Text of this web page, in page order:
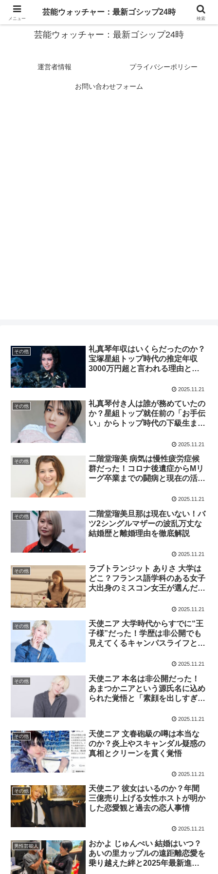
スターたちの裏側を徹底追跡！話題のゴシップがここに集結
芸能ウォッチャー：最新ゴシップ24時
運営者情報 プライバシーポリシー
お問い合わせフォーム
その他
礼真琴年収はいくらだったのか？
宝塚星組トップ時代の推定年収
3000万円超と言われる理由と収
2025.11.21
その他
礼真琴付き人は誰が務めていたの
か？星組トップ就任前の「お手伝
い」からトップ時代の下級生まで
2025.11.21
その他
二階堂瑠美 病気は慢性疲労症候
群だった！コロナ後遺症からMリ
ーグ卒業までの闘病と現在の活動
2025.11.21
その他
二階堂瑠美旦那は現在いない！バ
ツ2シングルマザーの波乱万丈な
結婚歴と離婚理由を徹底解説
2025.11.21
その他
ラブトランジット ありさ 大学は
どこ？フランス語学科のある女子
大出身のミスコン女王が選んだキ
2025.11.21
その他
天使ニア 大学時代からすでに“王
子様”だった！学歴は非公開でも
見えてくるキャンパスライフとコ
2025.11.21
その他
天使ニア 本名は非公開だった！
あまつかニアという源氏名に込め
られた覚悟と「素顔を出しすぎ
2025.11.21
その他
天使ニア 文春砲級の噂は本当な
のか？炎上やスキャンダル疑惑の
真相とクリーンを貫く覚悟
2025.11.21
その他
天使ニア 彼女はいるのか？年間
三億売り上げる女性ホストが明か
した恋愛観と過去の恋人事情
2025.11.21
男性芸能人
おかよ じゅんぺい 結婚はいつ？
あいの里カップルの遠距離恋愛を
乗り越えた絆と2025年最新進展
メニュー
芸能ウォッチャー：最新ゴシップ24時
検索